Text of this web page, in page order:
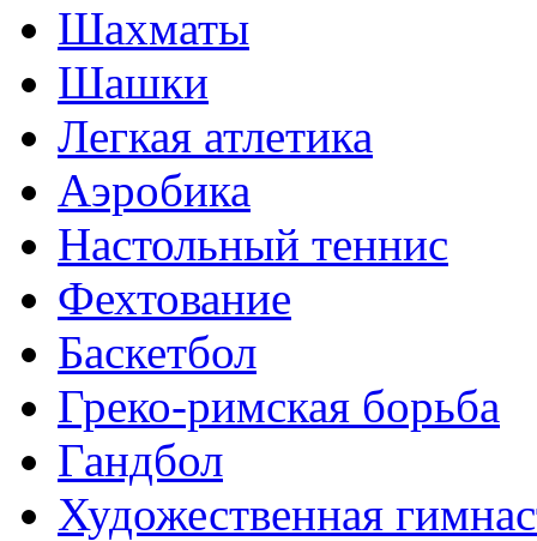
Шахматы
Шашки
Легкая атлетика
Аэробика
Настольный теннис
Фехтование
Баскетбол
Греко-римская борьба
Гандбол
Художественная